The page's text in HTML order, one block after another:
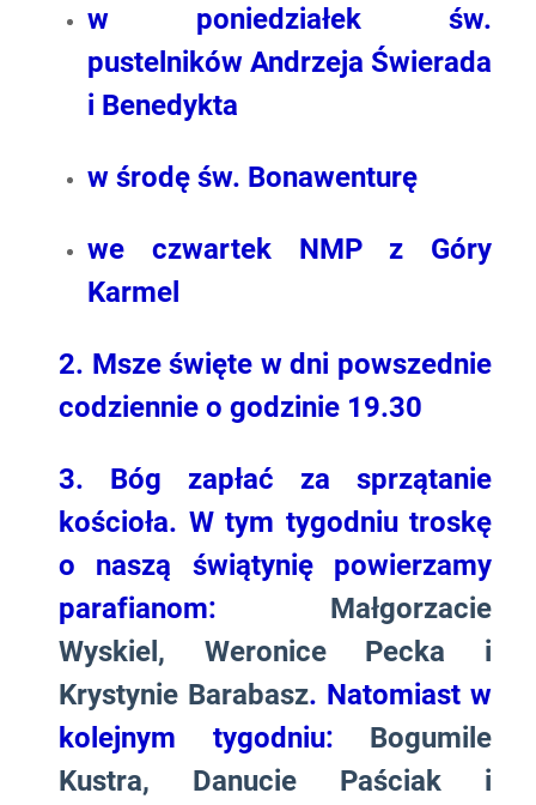
w poniedziałek św.
pustelników Andrzeja Świerada
i Benedykta
w środę św. Bonawenturę
we czwartek NMP z Góry
Karmel
2. Msze święte w dni powszednie
codziennie o godzinie 19.30
3. Bóg zapłać za sprzątanie
kościoła. W tym tygodniu troskę
o naszą świątynię powierzamy
parafianom: Małgorzacie
Wyskiel, Weronice Pecka i
Krystynie Barabasz. Natomiast w
kolejnym tygodniu: Bogumile
Kustra, Danucie Paściak i